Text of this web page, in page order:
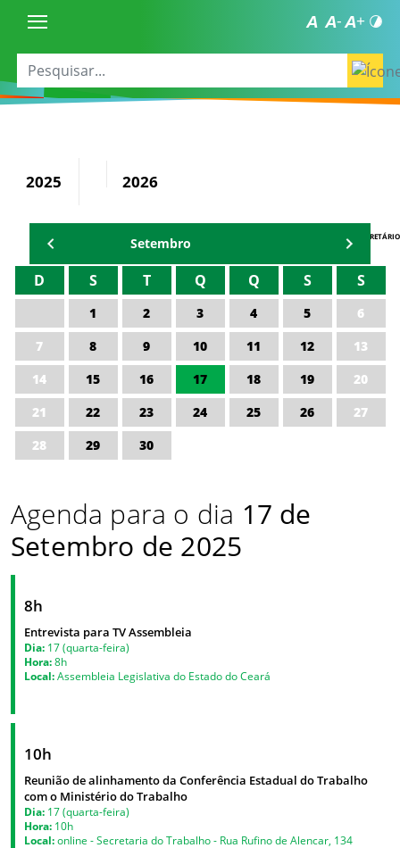
2025 2026
AGENDA DO SECRETÁRIO
Setembro
D S T Q Q S S
1 2 3 4 5
6
7
8 9 10 11 12
13
14
15 16 17 18 19
20
21
22 23 24 25 26
27
28
29 30
Agenda para o dia 17 de
Setembro de 2025
8h
Entrevista para TV Assembleia
Dia: 17 (quarta-feira)
Hora:8h
Local:Assembleia Legislativa do Estado do Ceará
10h
Reunião de alinhamento da Conferência Estadual do Trabalho
com o Ministério do Trabalho
Dia: 17 (quarta-feira)
Hora: 10h
Local:online - Secretaria do Trabalho - Rua Rufino de Alencar, 134